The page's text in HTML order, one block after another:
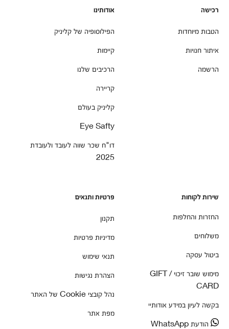
רכישה
הטבות מיוחדות
איתור חנויות
הרשמה
אודותינו
הפילוסופיה של קליניק
קיימות
הרכיבים שלנו
קריירה
קליניק בעולם
Eye Safty
דו"ח שכר שווה לעובד ולעובדת
2025
שירות לקוחות
החזרות והחלפות
משלוחים
ביטול עסקה
מימוש שובר זיכוי / GIFT
CARD
בקשה לעיון במידע אודותיי
הודעת WhatsApp
פרטיות ותנאים
תקנון
מדיניות פרטיות
תנאי שימוש
הצהרת נגישות
נהל קובצי Cookie של האתר
מפת אתר